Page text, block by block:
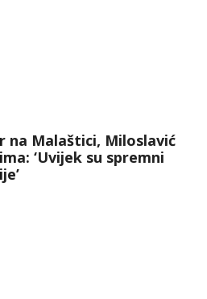
na Malaštici, Miloslavić
‘Uvijek su spremni